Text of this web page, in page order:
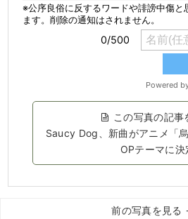
この写真の記事
Saucy Dog、新曲がアニメ「
OPテーマに決
前の写真を見る